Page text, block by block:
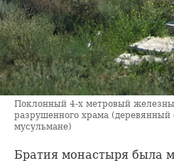
Поклонный 4-х метровый
разрушенного храма
мусульмане)
Братия монастыря была